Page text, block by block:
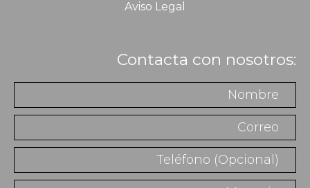
Aviso Legal
Contacta con nosotros: